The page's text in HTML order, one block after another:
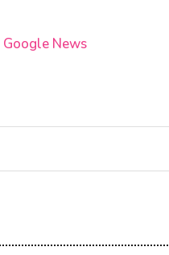
Google News